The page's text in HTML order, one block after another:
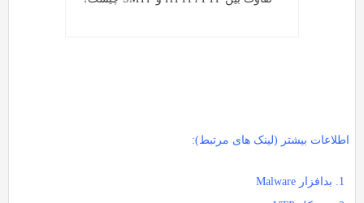
اطلاعات بیشتر (لینک های مرتبط):
بدافزار Malware